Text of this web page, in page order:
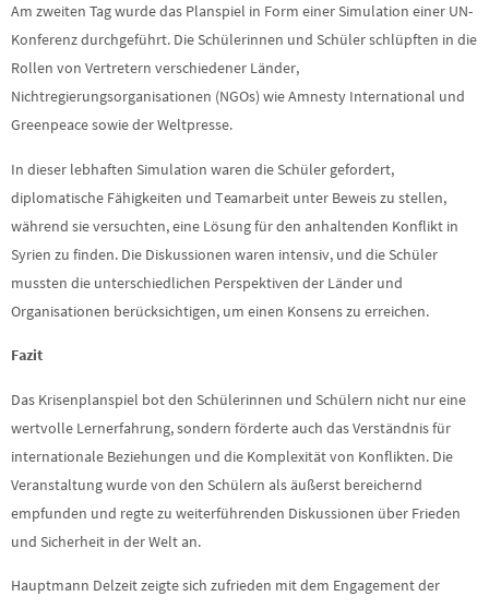
Am zweiten Tag wurde das Planspiel in Form einer Simulation einer UN-
Konferenz durchgeführt. Die Schülerinnen und Schüler schlüpften in die
Rollen von Vertretern verschiedener Länder,
Nichtregierungsorganisationen (NGOs) wie Amnesty International und
Greenpeace sowie der Weltpresse.
In dieser lebhaften Simulation waren die Schüler gefordert,
diplomatische Fähigkeiten und Teamarbeit unter Beweis zu stellen,
während sie versuchten, eine Lösung für den anhaltenden Konflikt in
Syrien zu finden. Die Diskussionen waren intensiv, und die Schüler
mussten die unterschiedlichen Perspektiven der Länder und
Organisationen berücksichtigen, um einen Konsens zu erreichen.
Fazit
Das Krisenplanspiel bot den Schülerinnen und Schülern nicht nur eine
wertvolle Lernerfahrung, sondern förderte auch das Verständnis für
internationale Beziehungen und die Komplexität von Konflikten. Die
Veranstaltung wurde von den Schülern als äußerst bereichernd
empfunden und regte zu weiterführenden Diskussionen über Frieden
und Sicherheit in der Welt an.
Hauptmann Delzeit zeigte sich zufrieden mit dem Engagement der